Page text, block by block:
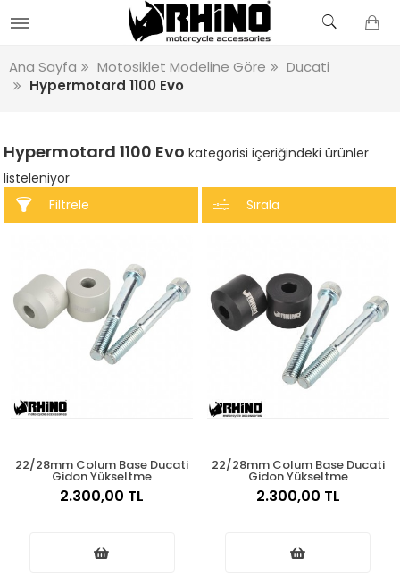
Ana Sayfa Motosiklet Modeline Göre
Ducati
Hypermotard 1100 Evo
Hypermotard 1100 Evo kategorisi içeriğindeki ürünler
listeleniyor
Filtrele
Sırala
22/28mm Colum Base Ducati
Gidon Yükseltme
2.300,00 TL
22/28mm Colum Base Ducati
Gidon Yükseltme
2.300,00 TL